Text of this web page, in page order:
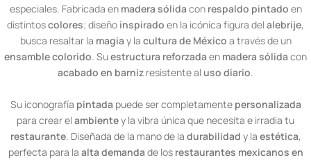
especiales. Fabricada en madera sólida con respaldo pintado en
distintoscolores; diseño inspirado en la icónica figura del alebrije,
busca resaltar la magia y la cultura de México a través de un
ensamble colorido . Suestructura reforzada en madera sólida con
acabado en barniz resistente al uso diario
Su iconografía pintada puede ser completamente personalizada
para crear el ambientey la vibra única que necesita e irradia tu
restaurante. Diseñada de la mano de la durabilidad y la estética,
perfecta para la alta demanda de los restaurantes mexicanos en